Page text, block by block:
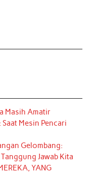
Masih Amatir
Saat Mesin Pencari
Gelombang:
Jawab Kita
YANG